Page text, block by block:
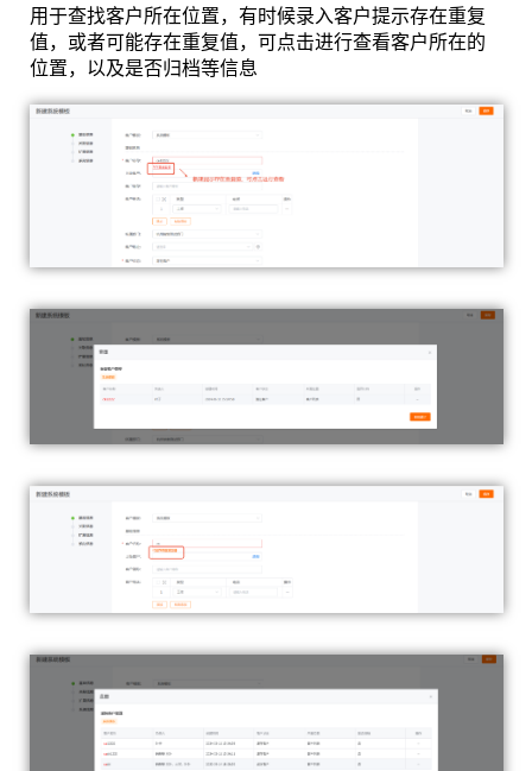
用于查找客户所在位置，有时候录入客户提示存在重复
值，或者可能存在重复值，可点击进行查看客户所在的
位置，以及是否归档等信息